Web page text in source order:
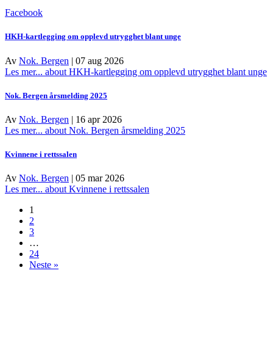
Facebook
HKH-kartlegging om opplevd utrygghet blant unge
Av Nok. Bergen | 07 aug 2026
Les mer... about HKH-kartlegging om opplevd utrygghet blant unge
Nok. Bergen årsmelding 2025
Av Nok. Bergen | 16 apr 2026
Les mer... about Nok. Bergen årsmelding 2025
Kvinnene i rettssalen
Av Nok. Bergen | 05 mar 2026
Les mer... about Kvinnene i rettssalen
1
2
3
…
24
Neste »